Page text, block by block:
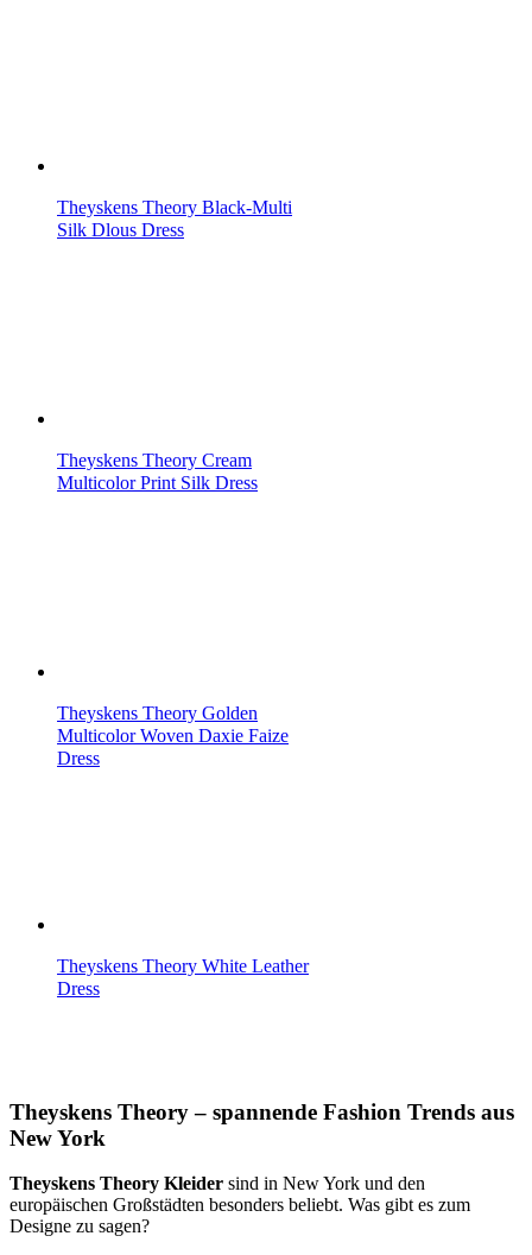
Theyskens Theory Black-Multi
Silk Dlous Dress
Theyskens Theory Cream
Multicolor Print Silk Dress
Theyskens Theory Golden
Multicolor Woven Daxie Faize
Dress
Theyskens Theory White Leather
Dress
Theyskens Theory – spannende Fashion Trends aus
New York
Theyskens Theory Kleider sind in New York und den
europäischen Großstädten besonders beliebt. Was gibt es zum
Designe zu sagen?